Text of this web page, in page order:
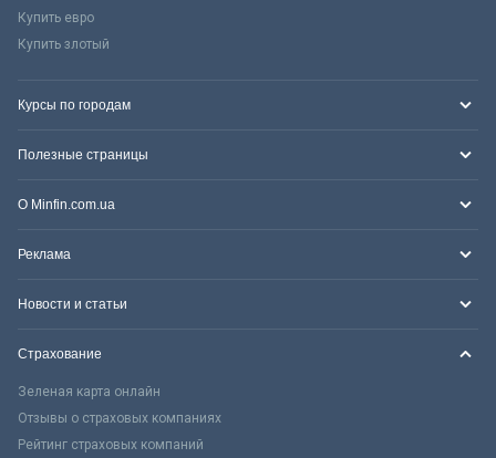
Купить евро
Купить злотый
Курсы по городам
Полезные страницы
О Minfin.com.ua
Реклама
Новости и статьи
Страхование
Зеленая карта онлайн
Отзывы о страховых компаниях
Рейтинг страховых компаний